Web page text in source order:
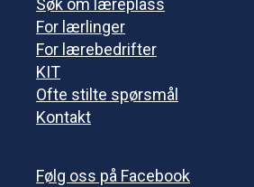
For lærlinger
For lærebedrifter
KIT
Ofte stilte spørsmål
Kontakt
Følg oss på Facebook